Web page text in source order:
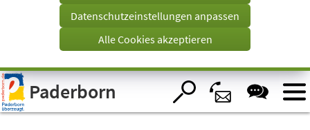
Visuelle
Assistenzsoftware
öffnen.
Tab)
Datenschutzeinstellungen anpassen
Alle Cookies akzeptieren
Paderborn